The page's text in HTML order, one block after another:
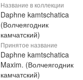
Название в коллекции
Daphne kamtschatica
(Волчеягодник
камчатский)
Принятое название
Daphne kamtschatica
Maxim. (Волчеягодник
камчатский)